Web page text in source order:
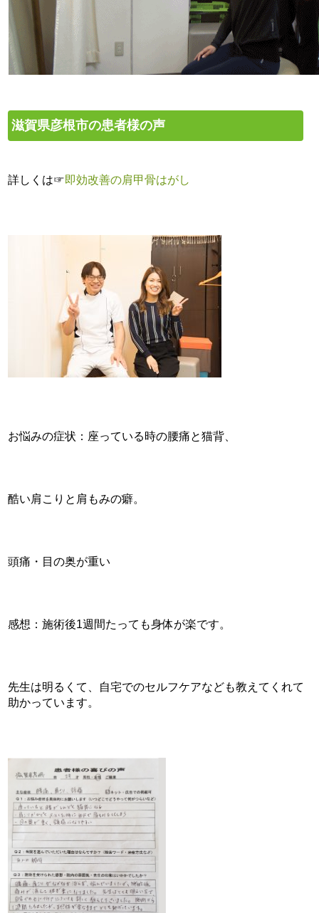
滋賀県彦根市の患者様の声
詳しくは☞即効改善の肩甲骨はがし
お悩みの症状：座っている時の腰痛と猫背、
酷い肩こりと肩もみの癖。
頭痛・目の奥が重い
感想：施術後1週間たっても身体が楽です。
先生は明るくて、自宅でのセルフケアなども教えてくれて
助かっています。